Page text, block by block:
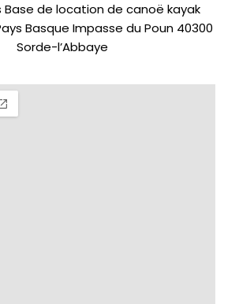
Base de location de canoë kayak
Basque Impasse du Poun 40300
Sorde-l’Abbaye